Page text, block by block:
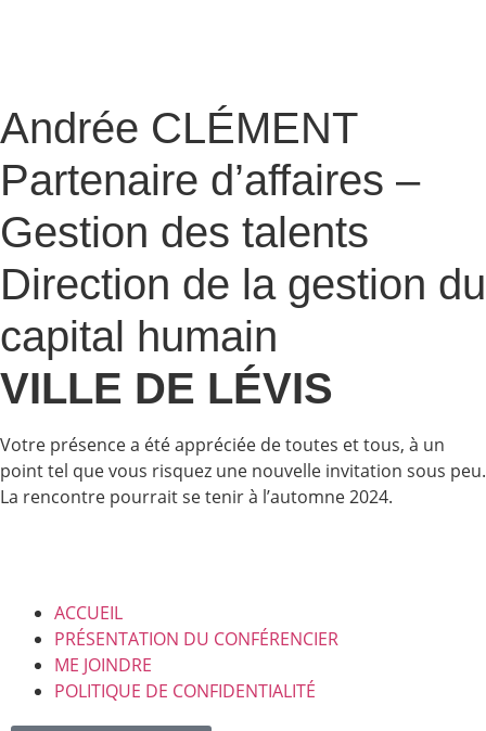
Andrée CLÉMENT
Partenaire d’affaires –
Gestion des talents
Direction de la gestion du
capital humain
VILLE DE LÉVIS
Votre présence a été appréciée de toutes et tous, à un
point tel que vous risquez une nouvelle invitation sous peu.
La rencontre pourrait se tenir à l’automne 2024.
ACCUEIL
PRÉSENTATION DU CONFÉRENCIER
ME JOINDRE
POLITIQUE DE CONFIDENTIALITÉ